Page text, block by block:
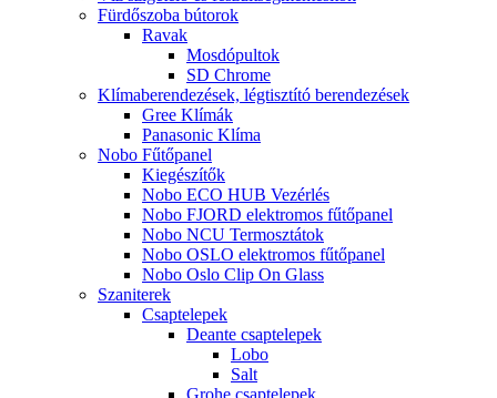
Fürdőszoba bútorok
Ravak
Mosdópultok
SD Chrome
Klímaberendezések, légtisztító berendezések
Gree Klímák
Panasonic Klíma
Nobo Fűtőpanel
Kiegészítők
Nobo ECO HUB Vezérlés
Nobo FJORD elektromos fűtőpanel
Nobo NCU Termosztátok
Nobo OSLO elektromos fűtőpanel
Nobo Oslo Clip On Glass
Szaniterek
Csaptelepek
Deante csaptelepek
Lobo
Salt
Grohe csaptelepek